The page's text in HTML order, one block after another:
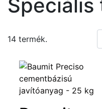
Speciális
14 termék.